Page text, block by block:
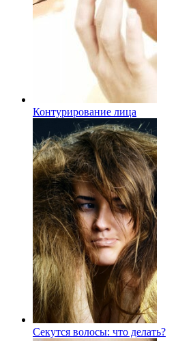
Контурирование лица
Секутся волосы: что делать?